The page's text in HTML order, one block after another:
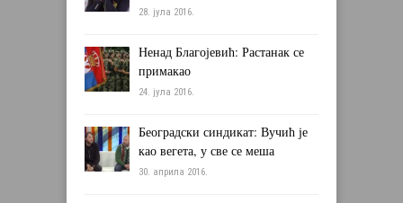
28. јула 2016.
Ненад Благојевић: Растанак се
примакао
24. јула 2016.
Београдски синдикат: Вучић је
као вегета, у све се меша
30. априла 2016.